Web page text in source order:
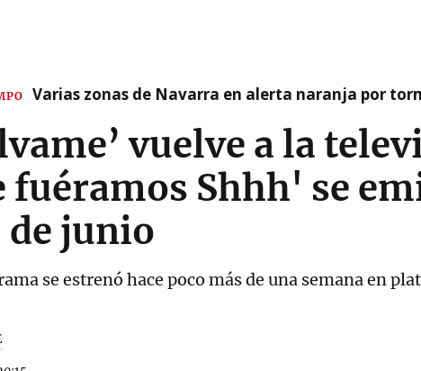
Varias zonas de Navarra en alerta naranja por
vuelve a la
fuéramos Shhh' se
de junio
se estrenó hace poco más de una semana en